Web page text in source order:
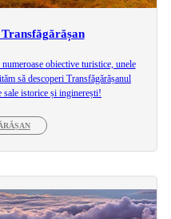
obiective turistice, unele
să descoperi Transfăgărășanul
sale istorice și inginerești!